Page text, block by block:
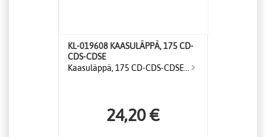
KL-019608 KAASULÄPPÄ, 175 CD-
CDS-CDSE
Kaasuläppä, 175 CD-CDS-CDSE...
24,20 €